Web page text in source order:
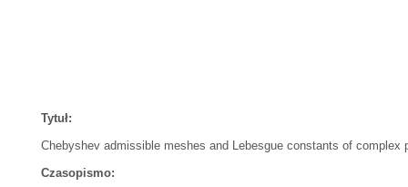
Tytuł:
Chebyshev admissible meshes and Lebesgue constants of complex
Czasopismo: